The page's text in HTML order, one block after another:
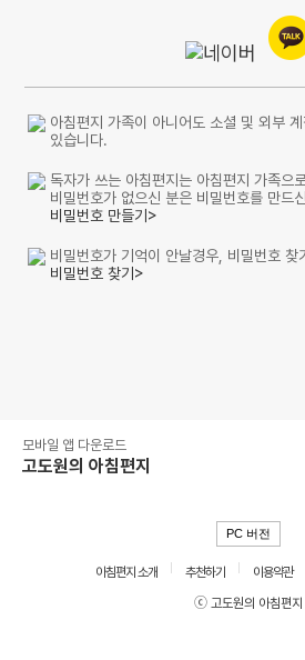
아침편지 가족이 아니어도 소셜 및 외부
있습니다.
독자가 쓰는 아침편지는 아침편지 가족으
비밀번호가 없으신 분은 비밀번호를 만드
비밀번호 만들기>
비밀번호가 기억이 안날경우, 비밀번호 찾
비밀번호 찾기>
모바일 앱 다운로드
고도원의 아침편지
PC 버전
아침편지 소개 추천하기 이용약관
ⓒ 고도원의 아침편지